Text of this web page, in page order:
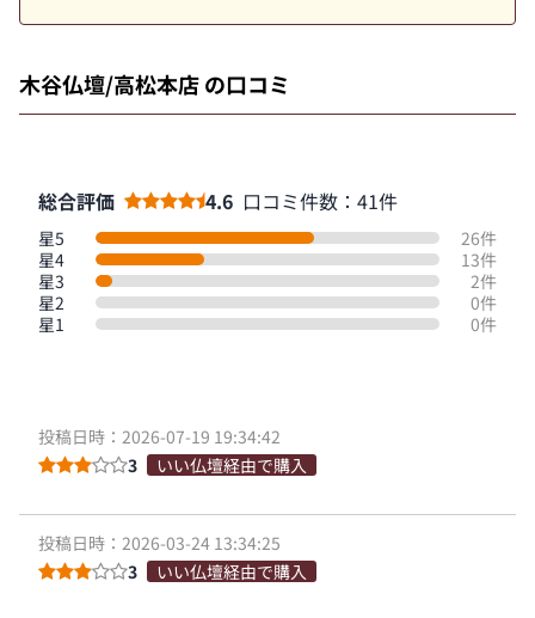
木谷仏壇/高松本店 の口コミ
総合評価 4.6 口コミ件数：41件
星5
26件
星4
13件
星3
2件
星2
0件
星1
0件
投稿日時：2026-07-19 19:34:42
3
いい仏壇経由で購入
投稿日時：2026-03-24 13:34:25
3
いい仏壇経由で購入